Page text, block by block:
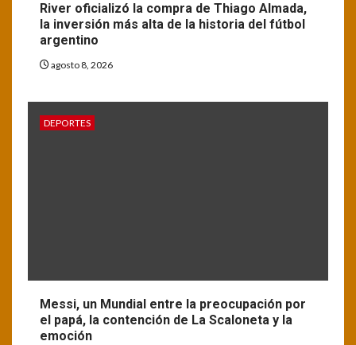
River oficializó la compra de Thiago Almada,
la inversión más alta de la historia del fútbol
argentino
agosto 8, 2026
DEPORTES
Messi, un Mundial entre la preocupación por
el papá, la contención de La Scaloneta y la
emoción